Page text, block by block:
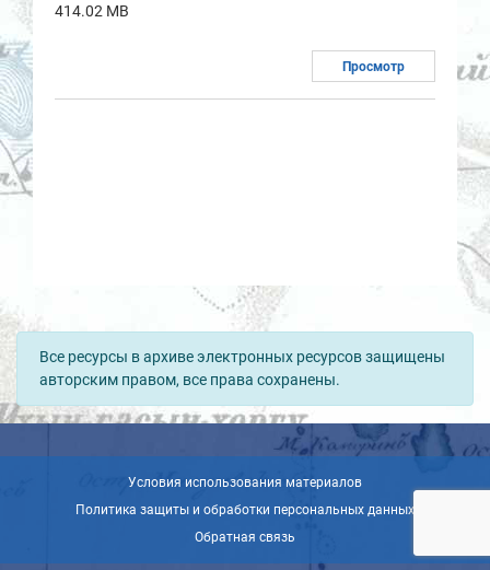
414.02 MB
Просмотр
Все ресурсы в архиве электронных ресурсов защищены
авторским правом, все права сохранены.
Условия использования материалов
Политика защиты и обработки персональных данных
Обратная связь